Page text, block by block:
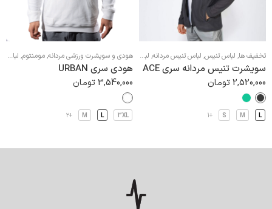
تخفیف ها, لباس تنیس, لباس تنیس مردانه, لباس ورزشی مردانه ,هودی و سویشرت ورزشی مردانه
سویشرت تنیس مردانه سری ACE
2,520,000تومان
L
M
S
+1
هودی و سویشرت ورزشی مردانه,مومنتوم, لباس ورزشی زنانه
هودی سری URBAN
3,540,000تومان
3XL
L
M
+2